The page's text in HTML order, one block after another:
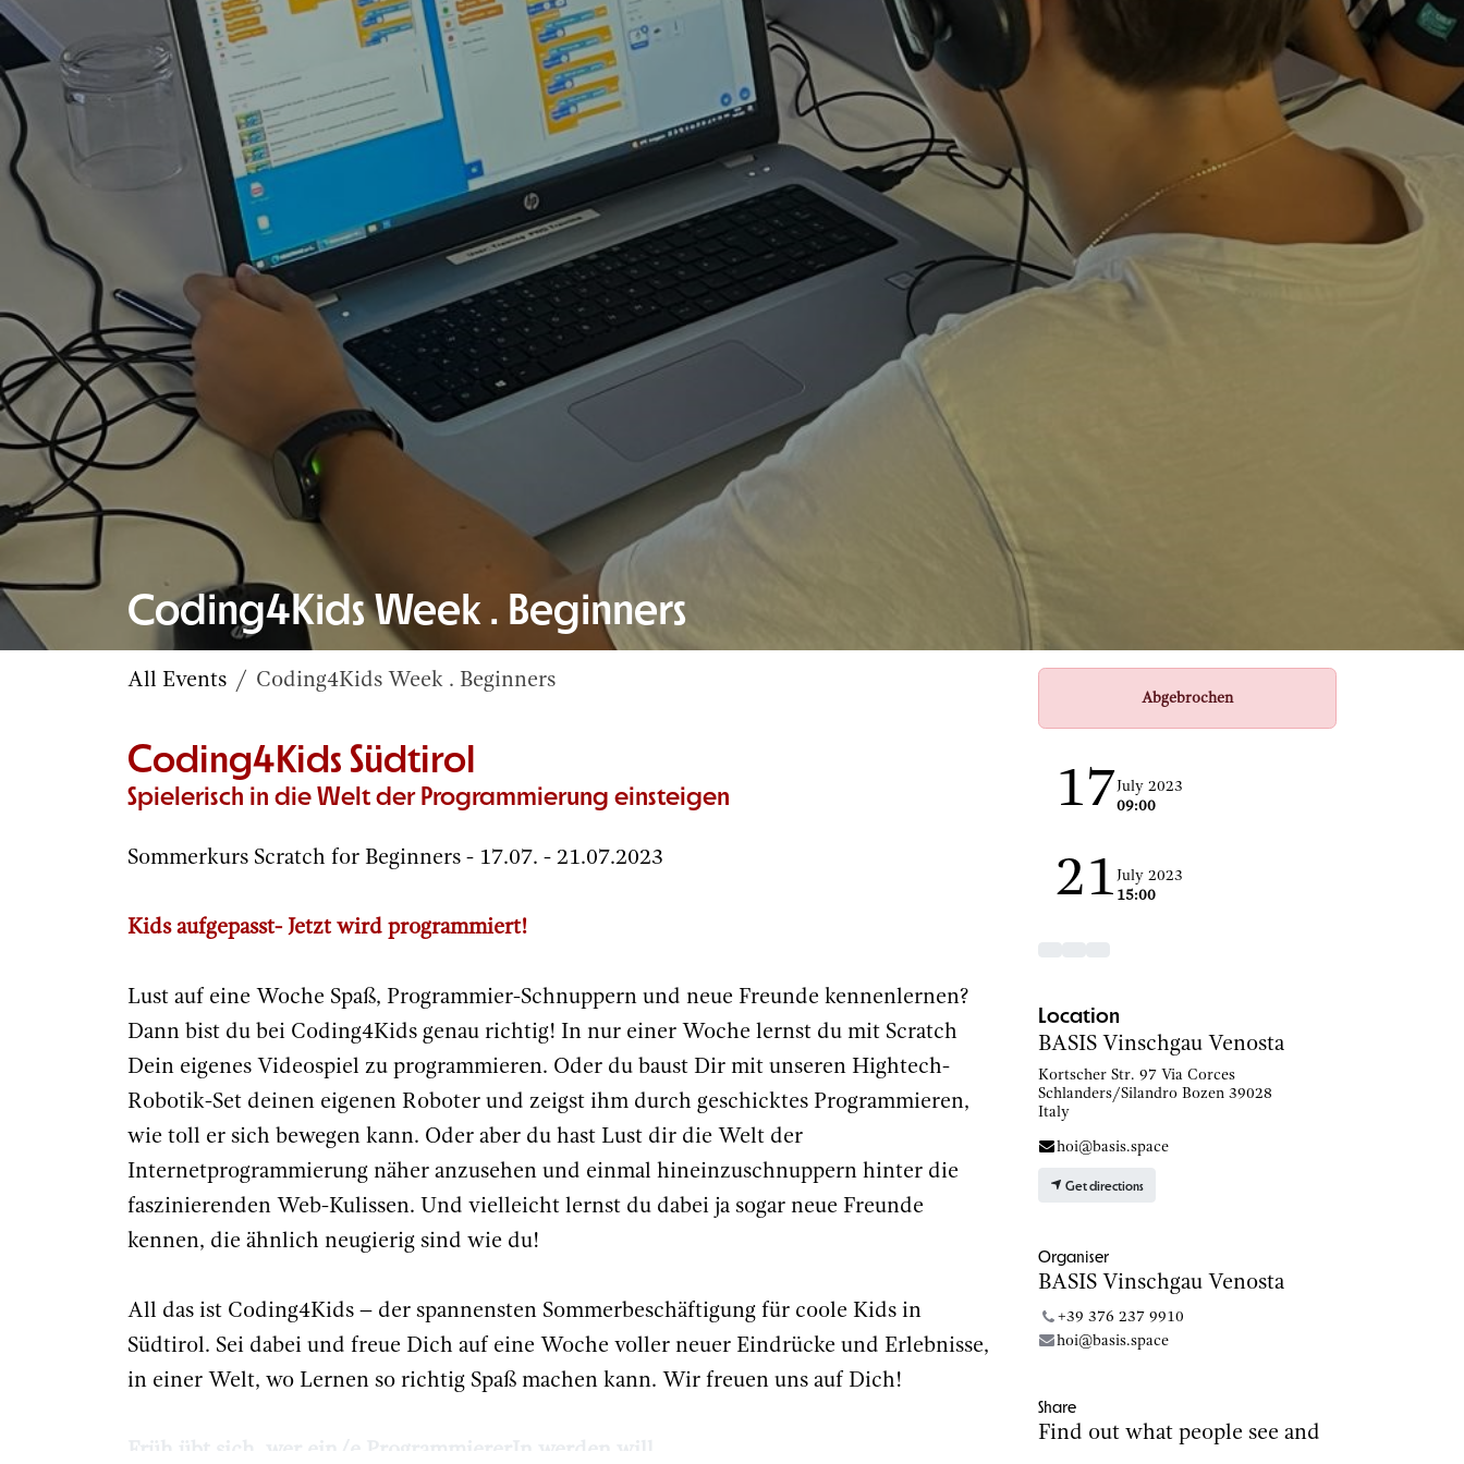
Coding4Kids Week . Beginners
All Events Coding4Kids Week . Beginners
Coding4Kids Südtirol
Spielerisch in die Welt der Programmierung einsteigen
Sommerkurs Scratch for Beginners - 17.07. - 21.07.2023
Kids aufgepasst- Jetzt wird programmiert!
Lust auf eine Woche Spaß, Programmier-Schnuppern und neue Freunde kennenlernen?
Dann bist du bei Coding4Kids genau richtig! In nur einer Woche lernst du mit Scratch
Dein eigenes Videospiel zu programmieren. Oder du baust Dir mit unseren Hightech-
Robotik-Set deinen eigenen Roboter und zeigst ihm durch geschicktes Programmieren,
wie toll er sich bewegen kann. Oder aber du hast Lust dir die Welt der
Internetprogrammierung näher anzusehen und einmal hineinzuschnuppern hinter die
faszinierenden Web-Kulissen. Und vielleicht lernst du dabei ja sogar neue Freunde
kennen, die ähnlich neugierig sind wie du!
All das ist Coding4Kids – der spannensten Sommerbeschäftigung für coole Kids in
Südtirol. Sei dabei und freue Dich auf eine Woche voller neuer Eindrücke und Erlebnisse,
in einer Welt, wo Lernen so richtig Spaß machen kann. Wir freuen uns auf Dich!
Abgebrochen
17 July 2023
09:00
21 July 2023
15:00
Location
BASIS Vinschgau Venosta
Kortscher Str. 97 Via Corces
Schlanders/Silandro Bozen 39028
Italy
hoi@basis.space
Get directions
Organiser
BASIS Vinschgau Venosta
+39 376 237 9910
hoi@basis.space
Share
Find out what people see and